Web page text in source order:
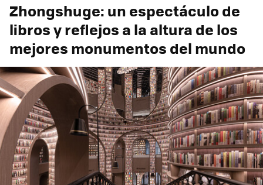
Zhongshuge: un espectáculo de
libros y reflejos a la altura de los
mejores monumentos del mundo